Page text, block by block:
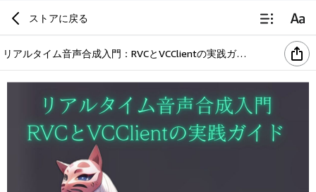
ストアに戻る
リアルタイム音声合成入門：RVCとVCClientの実践ガイド